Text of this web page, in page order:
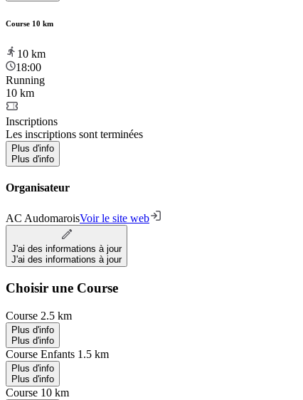
Course 10 km
10 km
18:00
Running
10 km
Inscriptions
Les inscriptions sont terminées
Plus d'info
Plus d'info
Organisateur
AC AudomaroisVoir le site web
J'ai des informations à jour
J'ai des informations à jour
Choisir une Course
Course 2.5 km
Plus d'info
Plus d'info
Course Enfants 1.5 km
Plus d'info
Plus d'info
Course 10 km